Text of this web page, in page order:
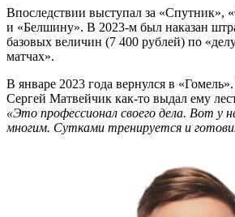
Впоследствии выступал за «Спутник»,
и «Белшину». В 2023-м был наказан
базовых величин (7 400 рублей) по
матчах».
В январе 2023 года вернулся в
Сергей Матвейчик как-то выдал ему
«Это профессионал своего дела. Вот у
многим. Сутками тренируется и